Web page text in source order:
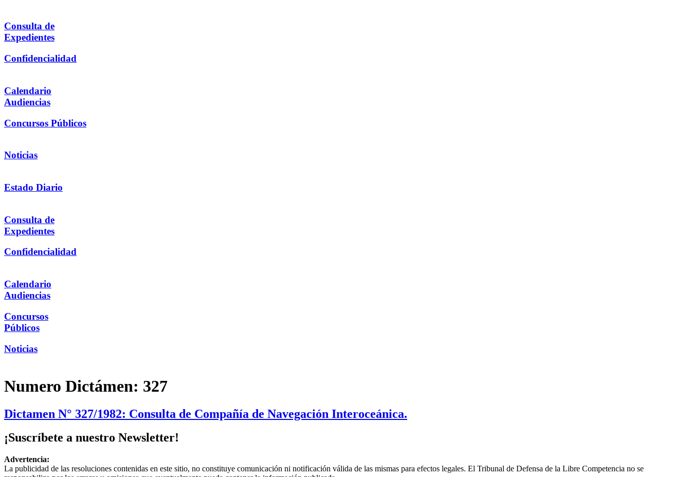
Consulta de
Expedientes
Confidencialidad
Calendario
Audiencias
Concursos Públicos
Noticias
Estado Diario
Consulta de
Expedientes
Confidencialidad
Calendario
Audiencias
Concursos
Públicos
Noticias
Numero Dictámen: 327
Dictamen N° 327/1982: Consulta de Compañía de Navegación Interoceánica.
¡Suscríbete a nuestro Newsletter!
Advertencia:
La publicidad de las resoluciones contenidas en este sitio, no constituye comunicación ni notificación válida de las mismas para efectos legales. El Tribunal de Defensa de la Libre Competencia no se